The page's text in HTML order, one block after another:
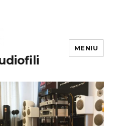
MENIU